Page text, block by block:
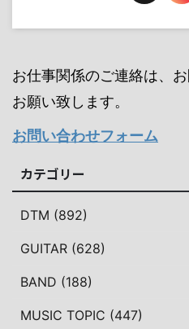
お仕事関係のご連絡は、
お願い致します。
お問い合わせフォーム
カテゴリー
DTM (892)
GUITAR (628)
BAND (188)
MUSIC TOPIC (447)